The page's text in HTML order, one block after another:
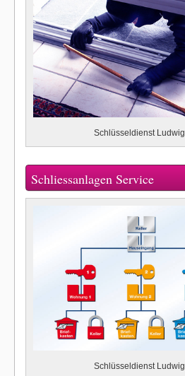
Schlüsseldienst Ludwig
Schliessanlagen Service
Schlüsseldienst Ludwig